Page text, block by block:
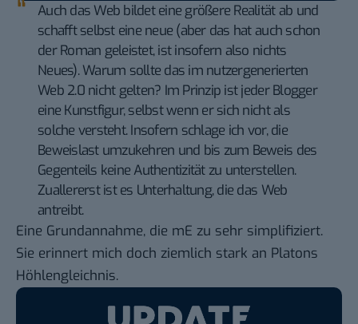
Auch das Web bildet eine größere Realität ab und
schafft selbst eine neue (aber das hat auch schon
der Roman geleistet, ist insofern also nichts
Neues). Warum sollte das im nutzergenerierten
Web 2.0 nicht gelten? Im Prinzip ist jeder Blogger
eine Kunstfigur, selbst wenn er sich nicht als
solche versteht. Insofern schlage ich vor, die
Beweislast umzukehren und bis zum Beweis des
Gegenteils keine Authentizität zu unterstellen.
Zuallererst ist es Unterhaltung, die das Web
antreibt.
Eine Grundannahme, die mE zu sehr simplifiziert.
Sie erinnert mich doch ziemlich stark an Platons
Höhlengleichnis.